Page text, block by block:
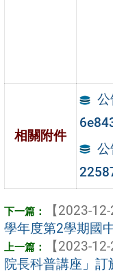
相關附件
【2023-12-
學年度第2學期國
【2023-12-
院長科普講座」